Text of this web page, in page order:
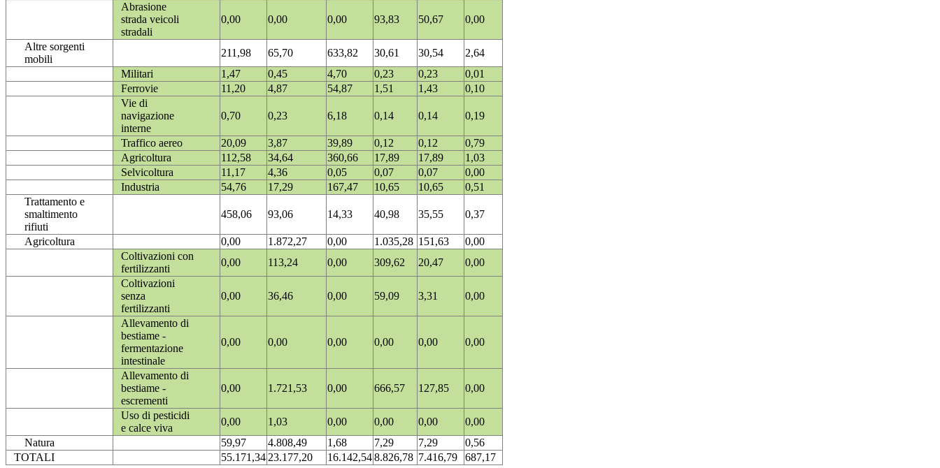
Abrasione
strada veicoli
stradali
0,00 0,00 0,00 93,83 50,67 0,00
Altre sorgenti
mobili
211,98 65,70 633,82 30,61 30,54
2,64
Militari
1,47 0,45 4,70 0,23 0,23
0,01
Ferrovie
11,20 4,87 54,87 1,51 1,43
0,10
Vie di
navigazione
interne
0,70 0,23 6,18 0,14 0,14 0,19
Traffico aereo 20,09 3,87 39,89 0,12 0,12
0,79
Agricoltura
112,58 34,64 360,66 17,89 17,89
1,03
Selvicoltura
11,17 4,36 0,05 0,07 0,07
0,00
Industria
54,76 17,29 167,47 10,65 10,65
0,51
Trattamento e
smaltimento
rifiuti
458,06 93,06 14,33 40,98 35,55 0,37
Agricoltura 0,00 1.872,27 0,00 1.035,28 151,63
0,00
Coltivazioni con
fertilizzanti
0,00 113,24 0,00 309,62 20,47
0,00
Coltivazioni
senza
fertilizzanti
0,00 36,46 0,00 59,09 3,31 0,00
Allevamento di
bestiame -
fermentazione
intestinale
0,00 0,00 0,00 0,00 0,00 0,00
Allevamento di
bestiame -
escrementi
0,00 1.721,53 0,00 666,57 127,85 0,00
Uso di pesticidi
e calce viva
0,00 1,03 0,00 0,00 0,00
0,00
Natura
59,97 4.808,49 1,68 7,29 7,29
0,56
TOTALI
55.171,3423.177,20 16.142,548.826,78 7.416,79 687,17